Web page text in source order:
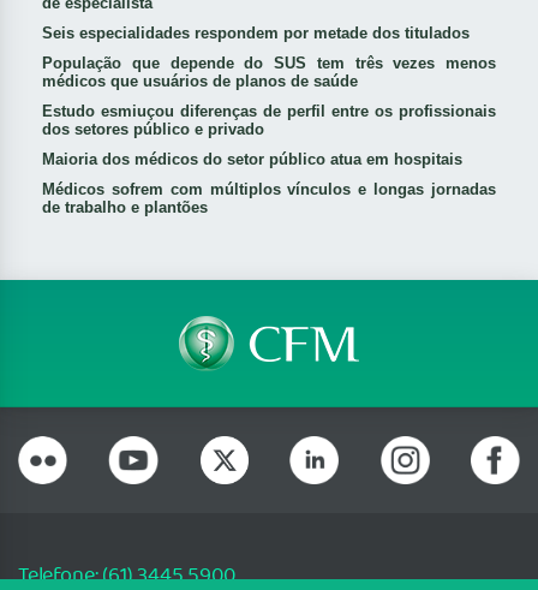
Seis especialidades respondem por metade dos titulados
População que depende do SUS tem três vezes menos
médicos que usuários de planos de saúde
Estudo esmiuçou diferenças de perfil entre os profissionais
dos setores público e privado
Maioria dos médicos do setor público atua em hospitais
Médicos sofrem com múltiplos vínculos e longas jornadas
de trabalho e plantões
Telefone: (61) 3445 5900